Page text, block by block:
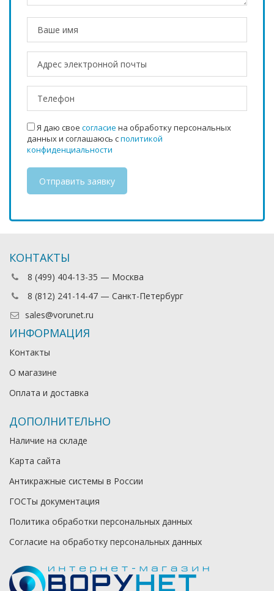
Я даю свое согласие на обработку персональных
данных и соглашаюсь сполитикой
конфиденциальности
КОНТАКТЫ
8 (499) 404-13-35 — Москва
8 (812) 241-14-47 — Санкт-Петербург
sales@vorunet.ru
ИНФОРМАЦИЯ
Контакты
О магазине
Оплата и доставка
ДОПОЛНИТЕЛЬНО
Наличие на складе
Карта сайта
Антикражные системы в России
ГОСТы документация
Политика обработки персональных данных
Согласие на обработку персональных данных